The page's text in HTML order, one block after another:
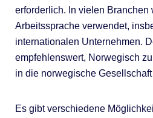
erforderlich. In vielen Branchen
Arbeitssprache verwendet,
internationalen Unternehmen.
empfehlenswert, Norwegisch
in die norwegische
Es gibt verschiedene